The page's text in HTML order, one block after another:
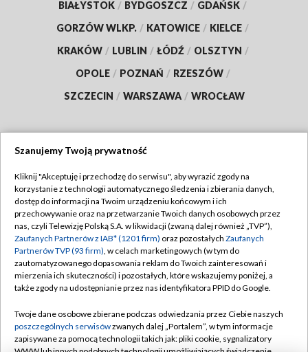
BIAŁYSTOK / BYDGOSZCZ / GDAŃSK /
GORZÓW WLKP. / KATOWICE / KIELCE /
KRAKÓW / LUBLIN / ŁÓDŹ / OLSZTYN /
OPOLE / POZNAŃ / RZESZÓW /
SZCZECIN / WARSZAWA / WROCŁAW
TVP
Abonament TVP
Emisja w TVP
Centrum informacji TVP
Naziemna Telewizja Cyfrowa
Rada Programowa
System NOS
Regulamin TVP
Polityka prywatności
Moje zgody
Pomoc
Kontakt
Szanujemy Twoją prywatność
Kliknij "Akceptuję i przechodzę do serwisu", aby wyrazić zgody na
korzystanie z technologii automatycznego śledzenia i zbierania danych,
dostęp do informacji na Twoim urządzeniu końcowym i ich
przechowywanie oraz na przetwarzanie Twoich danych osobowych przez
nas, czyli Telewizję Polską S.A. w likwidacji (zwaną dalej również „TVP”),
Zaufanych Partnerów z IAB* (1201 firm) oraz pozostałych Zaufanych
Partnerów TVP (93 firm), w celach marketingowych (w tym do
zautomatyzowanego dopasowania reklam do Twoich zainteresowań i
mierzenia ich skuteczności) i pozostałych, które wskazujemy poniżej, a
także zgody na udostępnianie przez nas identyfikatora PPID do Google.
Twoje dane osobowe zbierane podczas odwiedzania przez Ciebie naszych
poszczególnych serwisówzwanych dalej „Portalem”, w tym informacje
zapisywane za pomocą technologii takich jak: pliki cookie, sygnalizatory